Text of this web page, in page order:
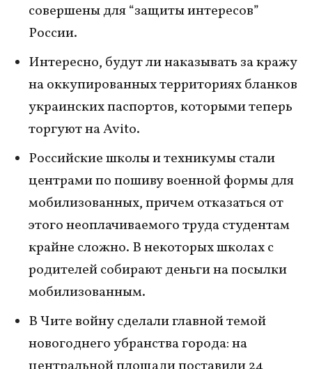
совершены для “защиты интересов”
России.
Интересно, будут ли наказывать за кражу
на оккупированных территориях бланков
украинских паспортов, которыми теперь
торгуют на Avito.
Российские школы и техникумы стали
центрами по пошиву военной формы для
мобилизованных, причем отказаться от
этого неоплачиваемого труда студентам
крайне сложно. В некоторых школах с
родителей собирают деньги на посылки
мобилизованным.
В Чите войну сделали главной темой
новогоднего убранства города: на